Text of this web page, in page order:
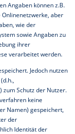
Angaben können z.B.
aber
wie der
sowie Angaben zu
ihrer
verarbeitet werden.
Jedoch nutzen
zum Schutz der Nutzer.
keine
Namen) gespeichert,
der
Identität der